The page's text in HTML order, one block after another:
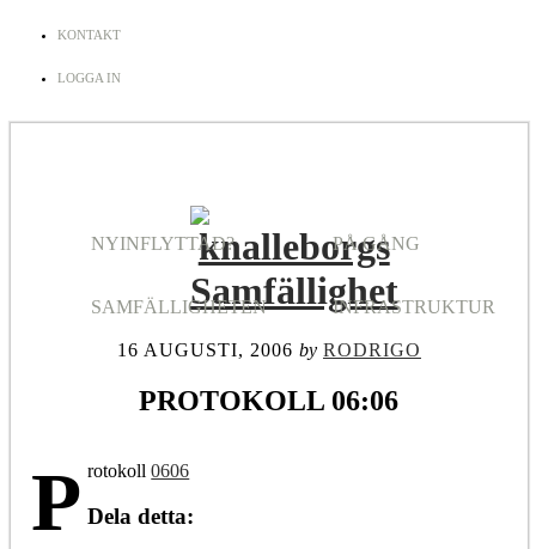
KONTAKT
LOGGA IN
NYINFLYTTAD?
SAMFÄLLIGHETEN
PÅ GÅNG
INFRASTRUKTUR
16 AUGUSTI, 2006 by RODRIGO
PROTOKOLL 06:06
P rotokoll0606
Dela detta: